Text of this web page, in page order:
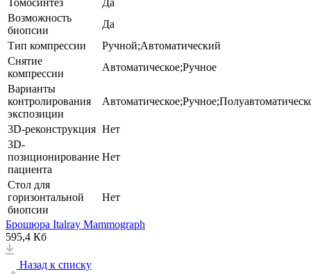
Томосинтез
Да
Возможность
биопсии
Да
Тип компрессии
Ручной;Автоматический
Снятие
компрессии
Автоматическое;Ручное
Варианты
контролирования
экспозиции
3D-реконструкция Нет
3D-
позиционирование
пациента
Нет
Стол для
горизонтальной
биопсии
Нет
Брошюра Italray Mammograph
595,4 Кб
Назад к списку